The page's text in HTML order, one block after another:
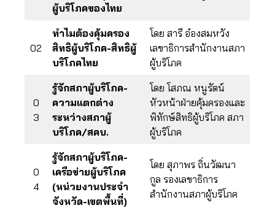
ผู้บริโภคของไทย
02
ทำไมต้องคุ้มครอง
สิทธิผู้บริโภค-สิทธิผู้
บริโภคไทย
โดย สารี อ๋องสมหวัง
เลขาธิการสำนักงานสภา
ผู้บริโภค
0
3
รู้จักสภาผู้บริโภค-
ความแตกต่าง
ระหว่างสภาผู้
บริโภค/สคบ.
โดย โสภณ หนูรัตน์
หัวหน้าฝ่ายคุ้มครองและ
พิทักษ์สิทธิผู้บริโภค สภา
ผู้บริโภค
0
4
รู้จักสภาผู้บริโภค-
เครือข่ายผู้บริโภค
(หน่วยงานประจำ
จังหวัด-เขตพื้นที่)
โดย สุภาพร ถิ่นวัฒนา
กูล รองเลขาธิการ
สำนักงานสภาผู้บริโภค